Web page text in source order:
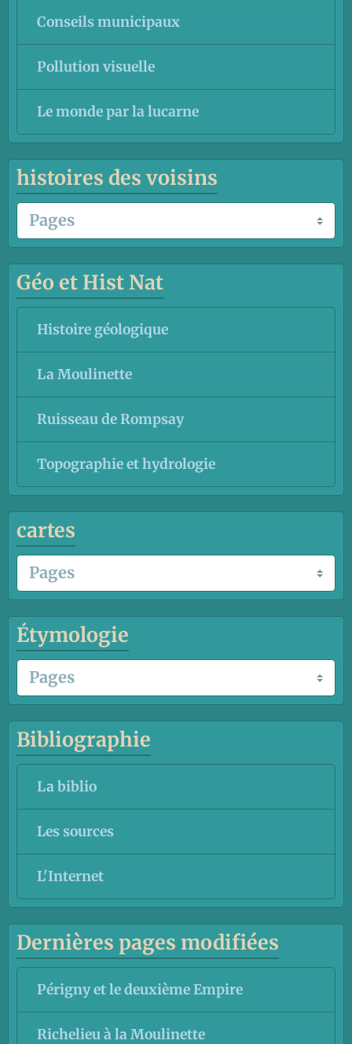
Conseils municipaux
Pollution visuelle
Le monde par la lucarne
histoires des voisins
Géo et Hist Nat
Histoire géologique
La Moulinette
Ruisseau de Rompsay
Topographie et hydrologie
cartes
Étymologie
Bibliographie
La biblio
Les sources
L'Internet
Dernières pages modifiées
Périgny et le deuxième Empire
Richelieu à la Moulinette